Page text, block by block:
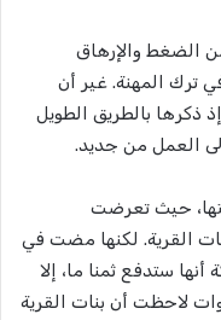
الضغط والإرهاق
ترك المهنة. غير أن
ذكرها بالطريق الطويل
العمل من جديد.
حيث تعرضت
القرية. لكنها مضت في
أنها ستدفع ثمنا ما، إلا
لاحظت أن بنات القرية